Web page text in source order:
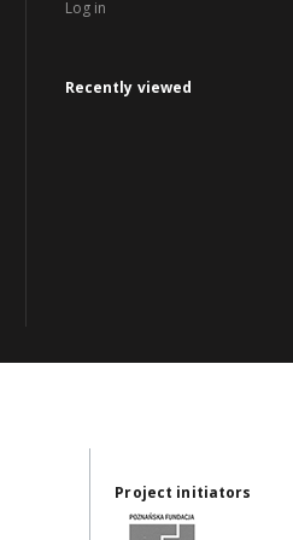
Log in
Recently viewed
Project initiators